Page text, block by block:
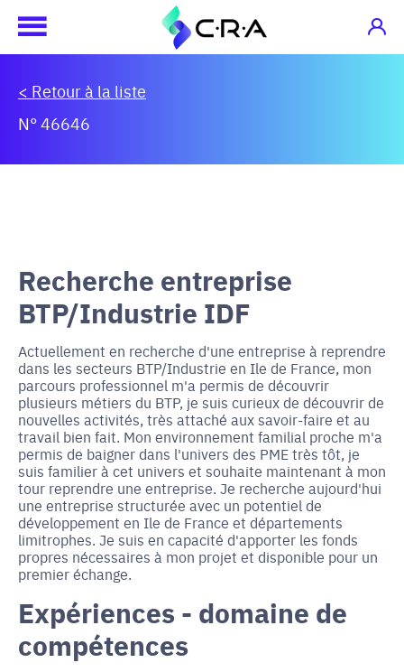
< Retour à la liste
N° 46646
Recherche entreprise
BTP/Industrie IDF
Actuellement en recherche d'une entreprise à reprendre
dans les secteurs BTP/Industrie en Ile de France, mon
parcours professionnel m'a permis de découvrir
plusieurs métiers du BTP, je suis curieux de découvrir de
nouvelles activités, très attaché aux savoir-faire et au
travail bien fait. Mon environnement familial proche m'a
permis de baigner dans l'univers des PME très tôt, je
suis familier à cet univers et souhaite maintenant à mon
tour reprendre une entreprise. Je recherche aujourd'hui
une entreprise structurée avec un potentiel de
développement en Ile de France et départements
limitrophes. Je suis en capacité d'apporter les fonds
propres nécessaires à mon projet et disponible pour un
premier échange.
Expériences - domaine de
compétences